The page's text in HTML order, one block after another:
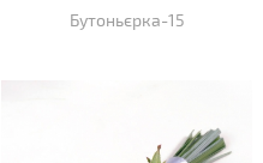
Бутоньєрка-15